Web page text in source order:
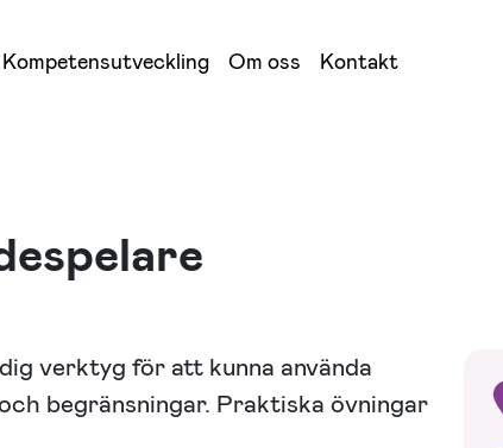
Kompetensutveckling Om oss Kontakt
verktyg för att kunna använda
begränsningar. Praktiska övningar